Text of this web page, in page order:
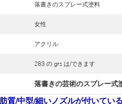
落書きのスプレー式塗料
女性
アクリル
283 の grs は/できます
落書きの芸術のスプレー式
質/中型/細いノズルが付いてい